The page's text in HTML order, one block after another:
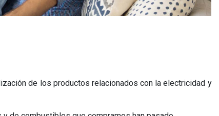
de los productos relacionados con la electricidad y